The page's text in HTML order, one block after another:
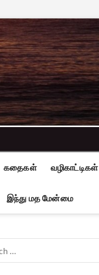
கதைகள் வழிகாட்டிகள்
இந்து மத மேன்மை